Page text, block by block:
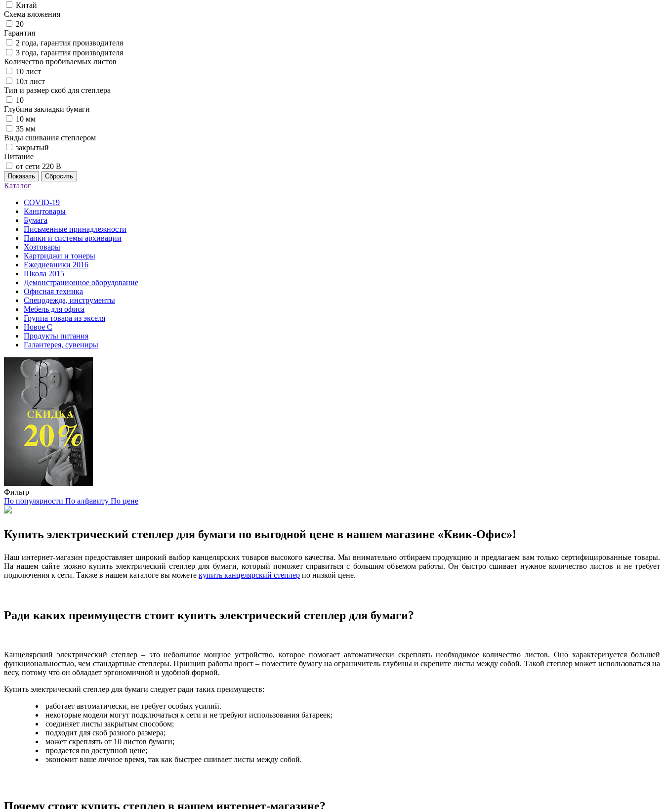
Китай
Схема вложения
20
Гарантия
2 года, гарантия производителя
3 года, гарантия производителя
Количество пробиваемых листов
10 лист
10л лист
Тип и размер скоб для степлера
10
Глубина закладки бумаги
10 мм
35 мм
Виды сшивания степлером
закрытый
Питание
от сети 220 В
Показать Сбросить
Каталог
COVID-19
Канцтовары
Бумага
Письменные принадлежности
Папки и системы архивации
Хозтовары
Картриджи и тонеры
Ежедневники 2016
Школа 2015
Демонстрационное оборудование
Офисная техника
Спецодежда, инструменты
Мебель для офиса
Группа товара из экселя
Новое С
Продукты питания
Галантерея, сувениры
Фильтр
По популярности По алфавиту По цене
Купить электрический степлер для бумаги по выгодной цене в нашем магазине «Квик-Офис»!
Наш интернет-магазин предоставляет широкий выбор канцелярских товаров высокого качества. Мы внимательно отбираем продукцию и предлагаем вам только сертифицированные товары.
На нашем сайте можно купить электрический степлер для бумаги, который поможет справиться с большим объемом работы. Он быстро сшивает нужное количество листов и не требует
подключения к сети. Также в нашем каталоге вы можете купить канцелярский степлер по низкой цене.
Ради каких преимуществ стоит купить электрический степлер для бумаги?
Канцелярский электрический степлер – это небольшое мощное устройство, которое помогает автоматически скреплять необходимое количество листов. Оно характеризуется большей
функциональностью, чем стандартные степлеры. Принцип работы прост – поместите бумагу на ограничитель глубины и скрепите листы между собой. Такой степлер может использоваться на
весу, потому что он обладает эргономичной и удобной формой.
Купить электрический степлер для бумаги следует ради таких преимуществ:
работает автоматически, не требует особых усилий.
некоторые модели могут подключаться к сети и не требуют использования батареек;
соединяет листы закрытым способом;
подходит для скоб разного размера;
может скреплять от 10 листов бумаги;
продается по доступной цене;
экономит ваше личное время, так как быстрее сшивает листы между собой.
Почему стоит купить степлер в нашем интернет-магазине?